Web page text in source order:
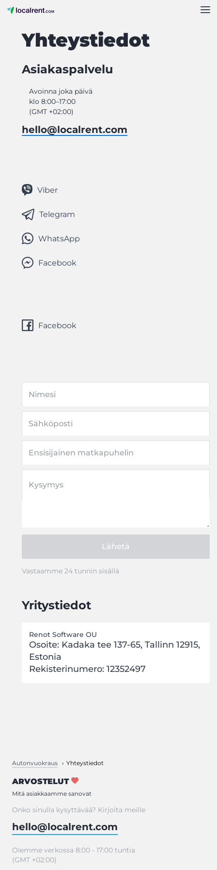
Yhteystiedot
Asiakaspalvelu
Avoinna joka päivä
klo 8:00–17:00
(GMT +02:00)
hello@localrent.com
Viber
Telegram
WhatsApp
Facebook
Facebook
Nimesi
Sähköposti
Ensisijainen matkapuhelin
Kysymys
Lähetä
Vastaamme 24 tunnin sisällä
Yritystiedot
Renot Software OU
Osoite: Kadaka tee 137-65, Tallinn 12915,
Estonia
Rekisterinumero: 12352497
Autonvuokraus Yhteystiedot
ARVOSTELUT
Mitä asiakkaamme sanovat
Onko sinulla kysyttävää? Kirjoita meille
hello@localrent.com
Olemme verkossa 8:00 - 17:00 tuntia
(GMT +02:00)